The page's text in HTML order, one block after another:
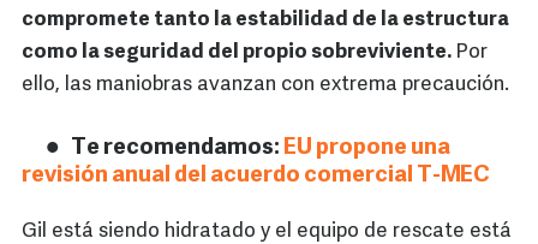
compromete tanto la estabilidad de la estructura
como la seguridad del propio sobreviviente. Por
ello, las maniobras avanzan con extrema precaución.
Te recomendamos: EU propone una
revisión anual del acuerdo comercial T-MEC
Gil está siendo hidratado y el equipo de rescate está